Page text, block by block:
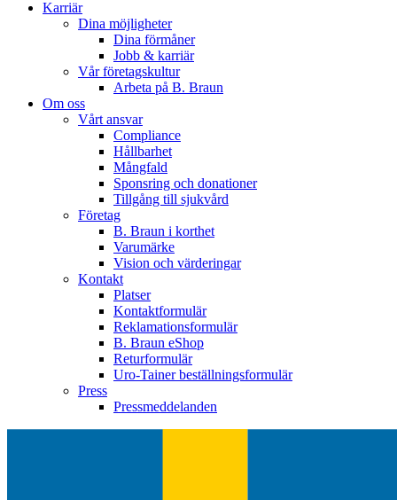
Karriär
Dina möjligheter
Dina förmåner
Jobb & karriär
Vår företagskultur
Arbeta på B. Braun
Om oss
Vårt ansvar
Compliance
Hållbarhet
Mångfald
Sponsring och donationer
Tillgång till sjukvård
Företag
B. Braun i korthet
Varumärke
Vision och värderingar
Kontakt
Platser
Kontaktformulär
Reklamationsformulär
B. Braun eShop
Returformulär
Uro-Tainer beställningsformulär
Press
Pressmeddelanden